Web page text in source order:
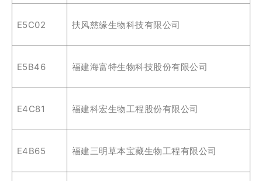
E5C02 扶风慈缘生物科技有限公司
E5B46 福建海富特生物科技股份有限公司
E4C81 福建科宏生物工程股份有限公司
E4B65 福建三明草本宝藏生物工程有限公司